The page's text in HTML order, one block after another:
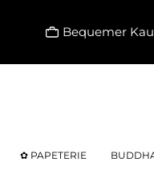
Bequemer
✿ PAPETERIE